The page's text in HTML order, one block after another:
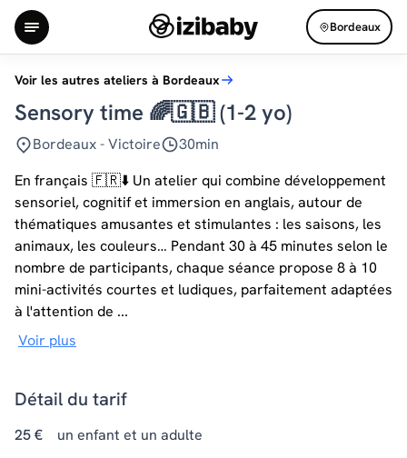
Bordeaux
Voir les autres ateliers à Bordeaux
Sensory time 🌈🇬🇧 (1-2 yo)
Bordeaux - Victoire
30min
En français 🇫🇷⬇️ Un atelier qui combine développement
sensoriel, cognitif et immersion en anglais, autour de
thématiques amusantes et stimulantes : les saisons, les
animaux, les couleurs… Pendant 30 à 45 minutes selon le
nombre de participants, chaque séance propose 8 à 10
mini-activités courtes et ludiques, parfaitement adaptées
à l'attention de ...
Voir plus
Détail du tarif
25 € un enfant et un adulte